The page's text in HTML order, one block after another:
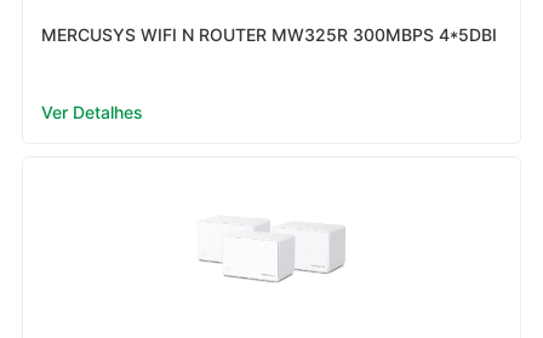
MERCUSYS WIFI N ROUTER MW325R 300MBPS 4*5DBI
Ver Detalhes